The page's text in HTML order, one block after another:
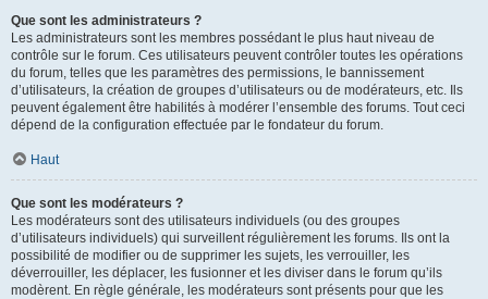
Que sont les administrateurs ?
Les administrateurs sont les membres possédant le plus haut niveau de
contrôle sur le forum. Ces utilisateurs peuvent contrôler toutes les opérations
du forum, telles que les paramètres des permissions, le bannissement
d’utilisateurs, la création de groupes d’utilisateurs ou de modérateurs, etc. Ils
peuvent également être habilités à modérer l’ensemble des forums. Tout ceci
dépend de la configuration effectuée par le fondateur du forum.
Haut
Que sont les modérateurs ?
Les modérateurs sont des utilisateurs individuels (ou des groupes
d’utilisateurs individuels) qui surveillent régulièrement les forums. Ils ont la
possibilité de modifier ou de supprimer les sujets, les verrouiller, les
déverrouiller, les déplacer, les fusionner et les diviser dans le forum qu’ils
modèrent. En règle générale, les modérateurs sont présents pour que les